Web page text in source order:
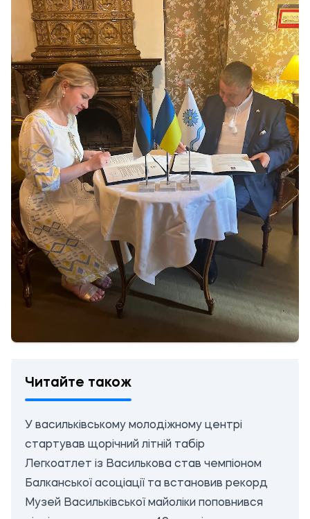
Читайте також
У васильківському молодіжному центрі
стартував щорічний літній табір
Легкоатлет із Василькова став чемпіоном
Балканської асоціації та встановив рекорд
Музей Васильківської майоліки поповнився